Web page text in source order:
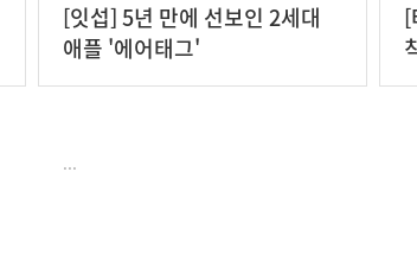
[잇섭] 5년 만에 선보인 2세대
애플 '에어태그'
[
...